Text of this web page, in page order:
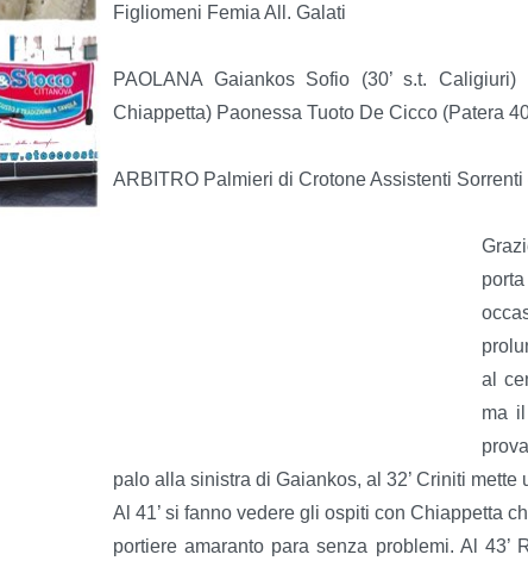
Figliomeni Femia All. Galati
PAOLANA Gaiankos Sofio (30’ s.t.
Chiappetta) Paonessa Tuoto De Cicco (Patera
ARBITRO Palmieri di Crotone Assistenti
al
ma
palo alla sinistra di Gaiankos, al 32’ Criniti
Al 41’ si fanno vedere gli ospiti con Chiappetta
portiere amaranto para senza problemi. Al